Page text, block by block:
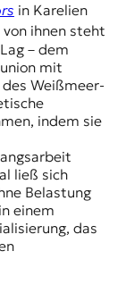
in Karelien
ihnen steht
– dem
mit
Weißmeer-
indem sie
ließ sich
Belastung
einem
das